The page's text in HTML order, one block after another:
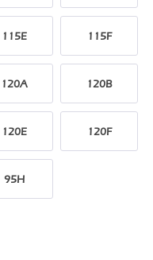
115E 115F
120A 120B
120E 120F
95H